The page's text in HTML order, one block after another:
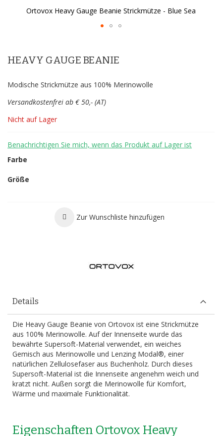
Ortovox Heavy Gauge Beanie Strickmütze - Blue Sea
der
HEAVY GAUGE BEANIE
Modische Strickmütze aus 100% Merinowolle
Versandkostenfrei ab € 50,- (AT)
Nicht auf Lager
Benachrichtigen Sie mich, wenn das Produkt auf Lager ist
Farbe
Größe
Zur Wunschliste hinzufügen
Details
Die Heavy Gauge Beanie von Ortovox ist eine Strickmütze
aus 100% Merinowolle. Auf der Innenseite wurde das
bewährte Supersoft-Material verwendet, ein weiches
Gemisch aus Merinowolle und Lenzing Modal®, einer
natürlichen Zellulosefaser aus Buchenholz. Durch dieses
Supersoft-Material ist die Innenseite angenehm weich und
kratzt nicht. Außen sorgt die Merinowolle für Komfort,
Wärme und maximale Funktionalität.
Eigenschaften Ortovox Heavy